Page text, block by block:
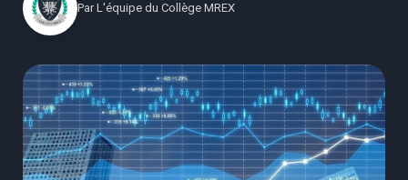
Par L'équipe du Collège MREX